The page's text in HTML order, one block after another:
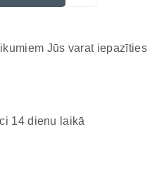
Jūs varat iepazīties
14 dienu laikā